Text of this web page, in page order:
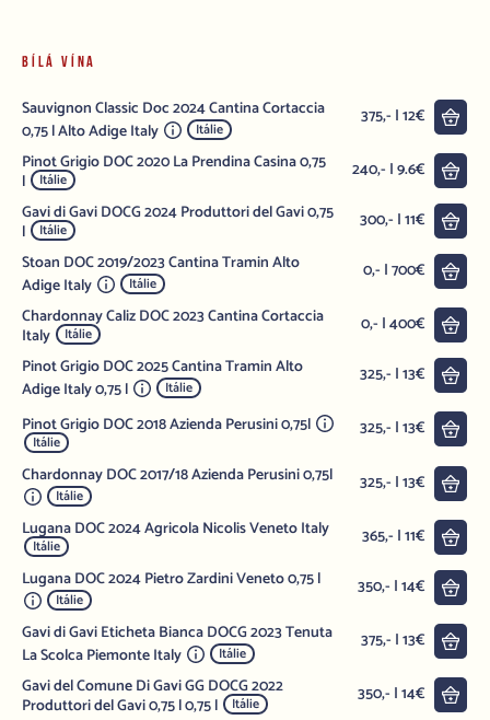
BÍLÁ VÍNA
Sauvignon Classic Doc 2024 Cantina Cortaccia
0,75 l Alto Adige Italy
Itálie
375,- | 12€
Pinot Grigio DOC 2020 La Prendina Casina 0,75
l Itálie 240,- | 9.6€
Gavi di Gavi DOCG 2024 Produttori del Gavi 0,75
l Itálie 300,- | 11€
Stoan DOC 2019/2023 Cantina Tramin Alto
Adige Italy
Itálie
0,- | 700€
Chardonnay Caliz DOC 2023 Cantina Cortaccia
Italy Itálie 0,- | 400€
Pinot Grigio DOC 2025 Cantina Tramin Alto
Adige Italy 0,75 l
Itálie
325,- | 13€
Pinot Grigio DOC 2018 Azienda Perusini 0,75l
Itálie
325,- | 13€
Chardonnay DOC 2017/18 Azienda Perusini 0,75l
Itálie
325,- | 13€
Lugana DOC 2024 Agricola Nicolis Veneto Italy
Itálie 365,- | 11€
Lugana DOC 2024 Pietro Zardini Veneto 0,75 l
Itálie
350,- | 14€
Gavi di Gavi Eticheta Bianca DOCG 2023 Tenuta
La Scolca Piemonte Italy
Itálie
375,- | 13€
Gavi del Comune Di Gavi GG DOCG 2022
Produttori del Gavi 0,75 l 0,75 l Itálie 350,- | 14€